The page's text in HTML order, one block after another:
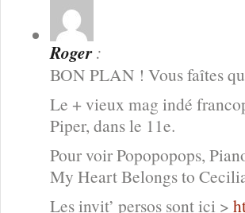
Roger:
BON PLAN ! Vous faîtes
Le + vieux mag indé
Piper, dans le 11e.
Pour voir Popopopops,
My Heart Belongs to
Les invit’ persos sont ici >